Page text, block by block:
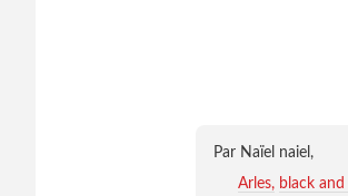
Par Naïel naiel,
Arles
black